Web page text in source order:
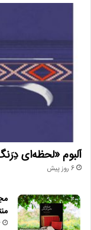
آلبوم «لحظه‌ای
6 روز پیش
6